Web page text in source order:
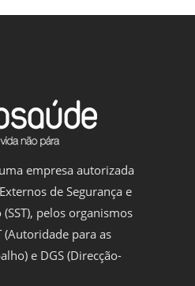
empresa autorizada
de Segurança e
pelos organismos
(Autoridade para as
e DGS (Direcção-